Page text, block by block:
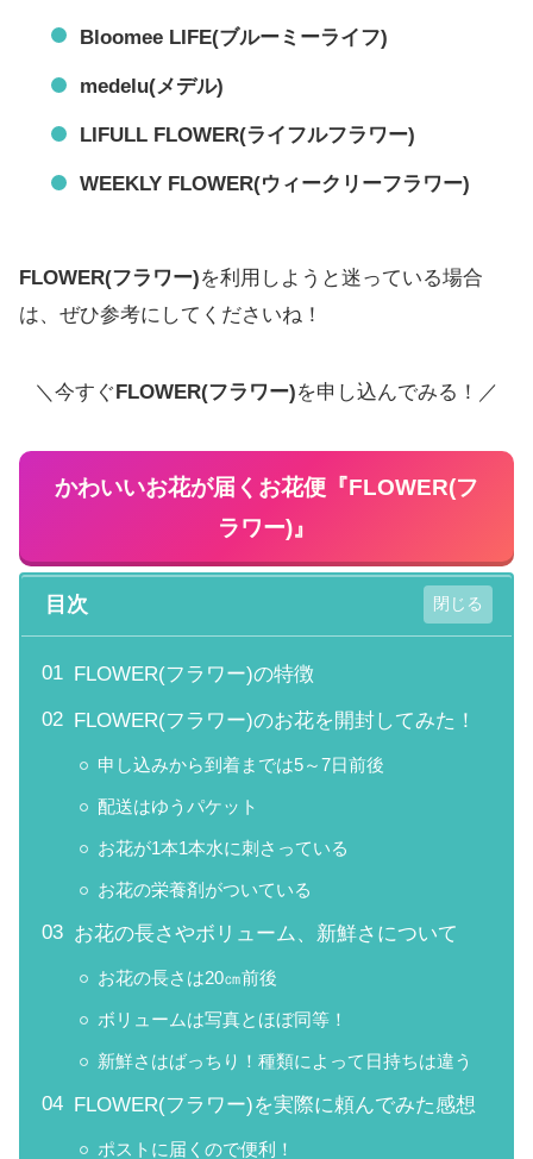
Bloomee LIFE(ブルーミーライフ)
medelu(メデル)
LIFULL FLOWER(ライフルフラワー)
WEEKLY FLOWER(ウィークリーフラワー)
FLOWER(フラワー)を利用しようと迷っている場合
は、ぜひ参考にしてくださいね！
＼今すぐFLOWER(フラワー)を申し込んでみる！／
かわいいお花が届くお花便『FLOWER(フ
ラワー)』
目次
FLOWER(フラワー)の特徴
FLOWER(フラワー)のお花を開封してみた！
申し込みから到着までは5～7日前後
配送はゆうパケット
お花が1本1本水に刺さっている
お花の栄養剤がついている
お花の長さやボリューム、新鮮さについて
お花の長さは20㎝前後
ボリュームは写真とほぼ同等！
新鮮さはばっちり！種類によって日持ちは違う
FLOWER(フラワー)を実際に頼んでみた感想
ポストに届くので便利！